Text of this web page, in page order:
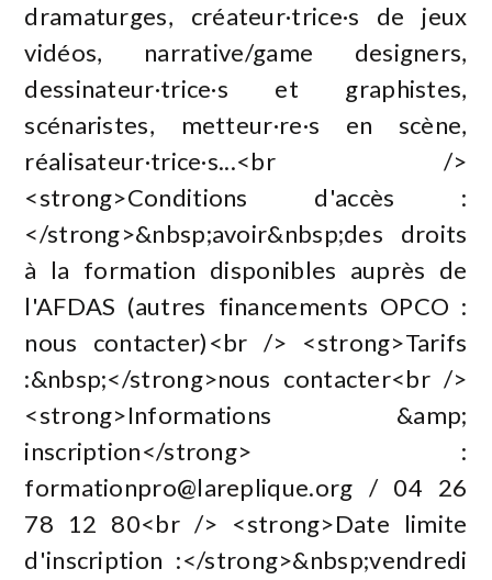
dramaturges, créateur·trice·s de jeux
vidéos, narrative/game designers,
dessinateur·trice·s et graphistes,
scénaristes, metteur·re·s en scène,
réalisateur·trice·s...<br />
<strong>Conditions d'accès :
</strong>&nbsp;avoir&nbsp;des droits
à la formation disponibles auprès de
l'AFDAS (autres financements OPCO :
nous contacter)<br /> <strong>Tarifs
:&nbsp;</strong>nous contacter<br />
<strong>Informations &amp;
inscription</strong> :
formationpro@lareplique.org / 04 26
78 12 80<br /> <strong>Date limite
d'inscription :</strong>&nbsp;vendredi